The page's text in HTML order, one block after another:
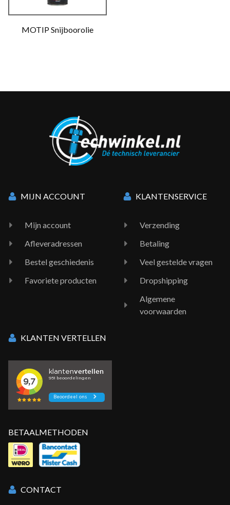
MOTIP Snijboorolie
MIJN ACCOUNT
Mijn account
Afleveradressen
Bestel geschiedenis
Favoriete producten
KLANTENSERVICE
Verzending
Betaling
Veel gestelde vragen
Dropshipping
Algemene
voorwaarden
KLANTEN VERTELLEN
BETAALMETHODEN
CONTACT